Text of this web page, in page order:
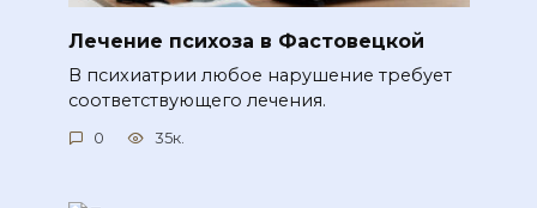
Лечение психоза в Фастовецкой
В психиатрии любое нарушение требует
соответствующего лечения.
0 35к.